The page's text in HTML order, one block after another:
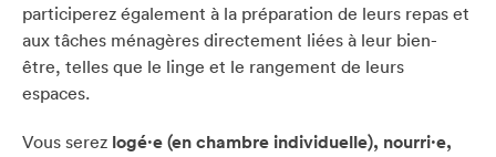
participerez également à la préparation de leurs repas et
aux tâches ménagères directement liées à leur bien-
être, telles que le linge et le rangement de leurs
espaces.
Vous serez logé·e (en chambre individuelle), nourri·e,